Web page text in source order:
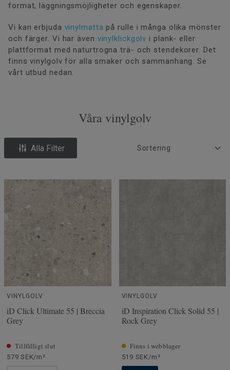
format, läggningsmöjligheter och egenskaper.
Vi kan erbjuda vinylmatta på rulle i många olika mönster
och färger. Vi har även vinylklickgolv i plank- eller
plattformat med naturtrogna trä- och stendekorer. Det
finns vinylgolv för alla smaker och sammanhang. Se
vårt utbud nedan.
Våra vinylgolv
Alla Filter
VINYLGOLV
iD Click Ultimate 55 | Breccia
Grey
Tillfälligt slut
579 SEK/m²
VINYLGOLV
iD Inspiration Click Solid 55 |
Rock Grey
Finns i webblager
519 SEK/m²